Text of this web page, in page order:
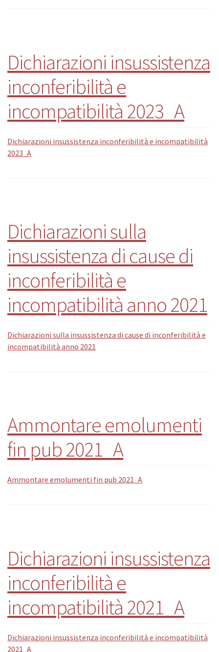
Dichiarazioni insussistenza
inconferibilità e
incompatibilità 2023_A
Dichiarazioni insussistenza inconferibilità e incompatibilità
2023_A
Dichiarazioni sulla
insussistenza di cause di
inconferibilità e
incompatibilità anno 2021
Dichiarazioni sulla insussistenza di cause di inconferibilità e
incompatibilità anno 2021
Ammontare emolumenti
fin pub 2021_A
Ammontare emolumenti fin pub 2021_A
Dichiarazioni insussistenza
inconferibilità e
incompatibilità 2021_A
Dichiarazioni insussistenza inconferibilità e incompatibilità
2021_A